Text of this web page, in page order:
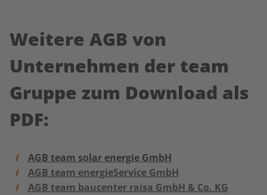
Weitere AGB von
Unternehmen der team
Gruppe zum Download als
PDF:
AGB team solar energie GmbH
AGB team energieService GmbH
AGB team baucenter raisa GmbH & Co. KG